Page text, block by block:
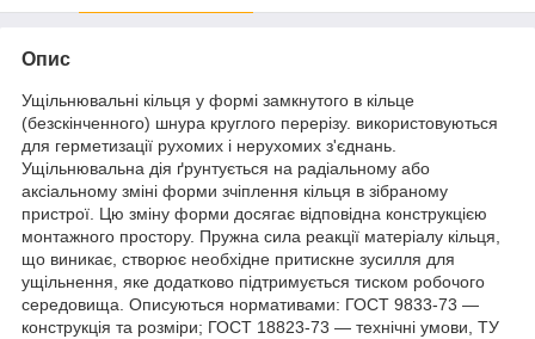
Опис
Ущільнювальні кільця у формі замкнутого в кільце
(безскінченного) шнура круглого перерізу. використовуються
для герметизації рухомих і нерухомих з'єднань.
Ущільнювальна дія ґрунтується на радіальному або
аксіальному зміні форми зчіплення кільця в зібраному
пристрої. Цю зміну форми досягає відповідна конструкцією
монтажного простору. Пружна сила реакції матеріалу кільця,
що виникає, створює необхідне притискне зусилля для
ущільнення, яке додатково підтримується тиском робочого
середовища. Описуються нормативами: ГОСТ 9833-73 —
конструкція та розміри; ГОСТ 18823-73 — технічні умови, ТУ